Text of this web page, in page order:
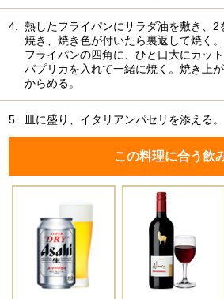
4.
熱したフライパンにサラダ油を敷き、
焼き、焼き色が付いたら裏返して焼く。
フライパンの四角に、ひと口大にカッ
パプリカを入れて一緒に焼く。焼き上
からめる。
5. 皿に盛り、イタリアンパセリを添える。
この料理に合う飲